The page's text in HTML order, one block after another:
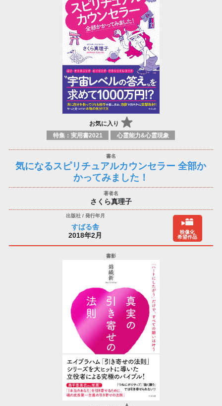
お気に入り
特集：実用書2021 心霊能力&心霊現象
気になるスピリチュアルカウンセラー 全部か
かってみました！
さくら真理子
すばる舎
2018年2月
映像化
希望作品